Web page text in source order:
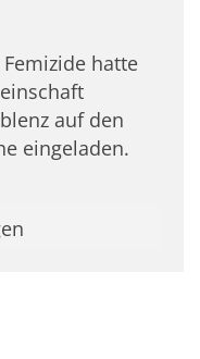
hatte
auf den
eingeladen.